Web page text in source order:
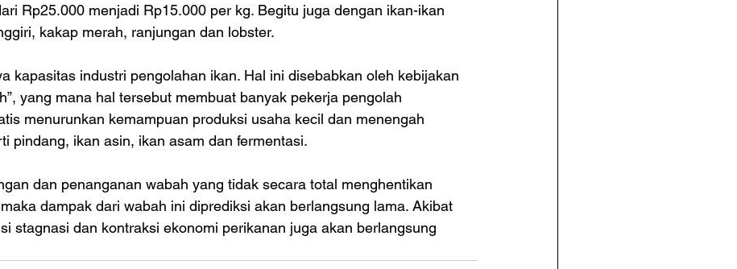
Rp25.000 menjadi Rp15.000 per kg. Begitu juga dengan ikan-ikan
kakap merah, ranjungan dan lobster.
kapasitas industri pengolahan ikan. Hal ini disebabkan oleh kebijakan
yang mana hal tersebut membuat banyak pekerja pengolah
menurunkan kemampuan produksi usaha kecil dan menengah
pindang, ikan asin, ikan asam dan fermentasi.
dan penanganan wabah yang tidak secara total menghentikan
dampak dari wabah ini diprediksi akan berlangsung lama. Akibat
stagnasi dan kontraksi ekonomi perikanan juga akan berlangsung